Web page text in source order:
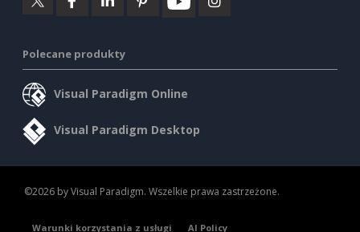
Polecane produkty
Visual Paradigm Online
Visual Paradigm Desktop
©2026 by Visual Paradigm. Wszelkie prawa zastrzeżone.
Warunki korzystania z usługi AI Policy